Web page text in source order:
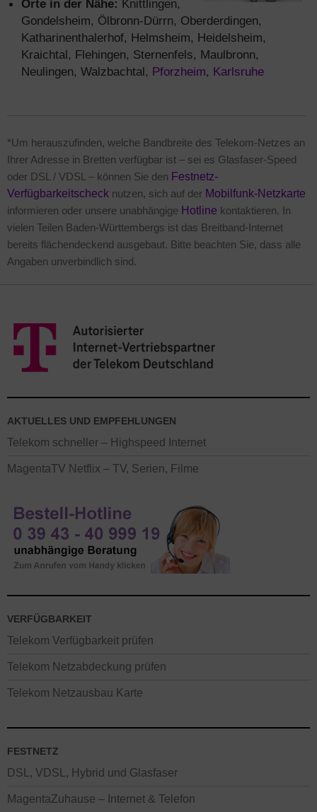
Orte in der Nähe: Knittlingen,
Gondelsheim, Ölbronn-Dürrn, Oberderdingen,
Katharinenthalerhof, Helmsheim, Heidelsheim,
Kraichtal, Flehingen, Sternenfels, Maulbronn,
Neulingen, Walzbachtal, Pforzheim, Karlsruhe
*Um herauszufinden, welche Bandbreite des Telekom-Netzes an
Ihrer Adresse in Bretten verfügbar ist – sei es Glasfaser-Speed
oder DSL / VDSL – können Sie den Festnetz-
Verfügbarkeitscheck nutzen, sich auf der Mobilfunk-Netzkarte
informieren oder unsere unabhängige Hotline kontaktieren. In
vielen Teilen Baden-Württembergs ist das Breitband-Internet
bereits flächendeckend ausgebaut. Bitte beachten Sie, dass alle
Angaben unverbindlich sind.
AKTUELLES UND EMPFEHLUNGEN
Telekom schneller – Highspeed Internet
MagentaTV Netflix – TV, Serien, Filme
VERFÜGBARKEIT
Telekom Verfügbarkeit prüfen
Telekom Netzabdeckung prüfen
Telekom Netzausbau Karte
FESTNETZ
DSL, VDSL, Hybrid und Glasfaser
MagentaZuhause – Internet & Telefon